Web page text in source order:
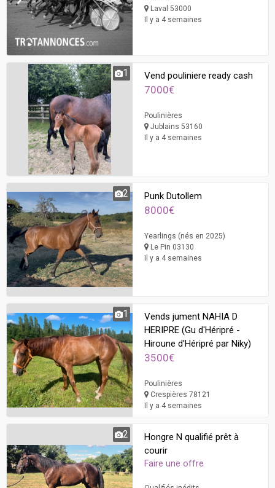
Laval 53000
Il y a 4 semaines
1 Vend pouliniere ready cash
7000€
Poulinières
Jublains 53160
Il y a 4 semaines
2 Punk Dutollem
8000€
Yearlings (nés en 2025)
Le Pin 03130
Il y a 4 semaines
1
Vends jument NAHIA D
HERIPRE (Gu d'Héripré -
Hiroune d'Héripré par Niky)
3500€
Poulinières
Crespières 78121
Il y a 4 semaines
2
Hongre N qualifié prêt à
courir
Faire une offre